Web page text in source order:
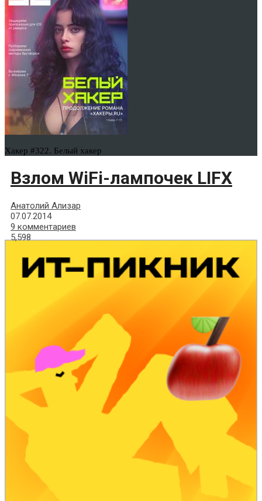
Хакер #322. Белый хакер
Взлом WiFi-лампочек LIFX
Анатолий Ализар
07.07.2014
9 комментариев
5,598